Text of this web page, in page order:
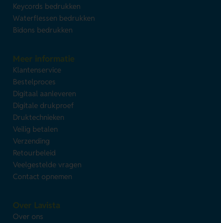
Keycords bedrukken
Waterflessen bedrukken
Bidons bedrukken
Meer informatie
Klantenservice
Bestelproces
Digitaal aanleveren
Digitale drukproef
Druktechnieken
Veilig betalen
Verzending
Retourbeleid
Veelgestelde vragen
Contact opnemen
Over Lavista
Over ons